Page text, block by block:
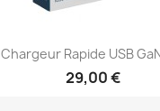
Chargeur Rapide USB
29,00 €